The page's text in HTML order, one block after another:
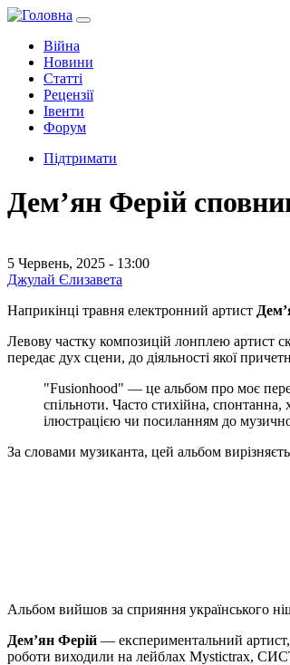
Війна
Новини
Статті
Рецензії
Івенти
Форум
Підтримати
Демʼян Ферій
5 Червень, 2025 - 13:00
Джулай Єлизавета
Наприкінці травня електронний артист
Левову частку композицій лонплею артист
передає дух сцени, до діяльності якої
"Fusionhood" — це альбом про моє
спільноти. Часто стихійна,
ілюстрацією чи посиланням до
За словами музиканта, цей альбом
Альбом вийшов за сприяння українського
Демʼян Ферій — експериментальний
роботи виходили на лейблах Mystictrax,